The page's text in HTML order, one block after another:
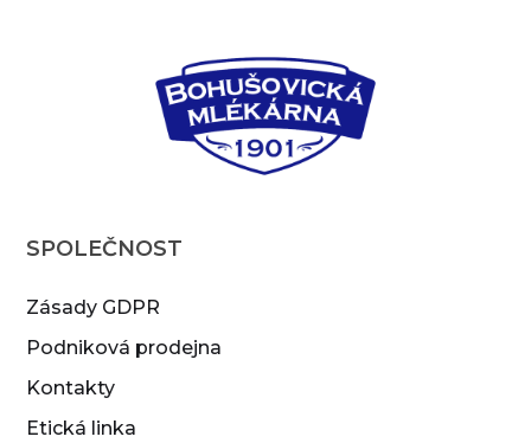
SPOLEČNOST
Zásady GDPR
Podniková prodejna
Kontakty
Etická linka